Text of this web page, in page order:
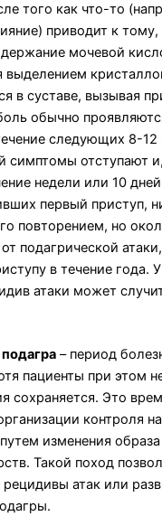
того как что-то
приводит к тому,
мочевой
выделением
в суставе, вызывая
обычно
следующих 8-12
симптомы отступают
недели или 10
первый приступ,
повторением, но
подагрической
в течение года.
атаки может
– период
пациенты при этом
сохраняется. Это
контроля
изменения
Такой поход
рецидивы атак или